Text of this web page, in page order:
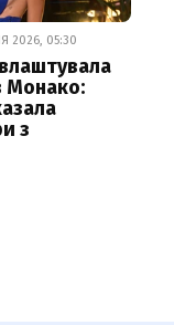
2026, 05:30
Монако:
з